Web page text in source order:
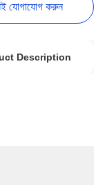
যোগাযোগ করুন
Description